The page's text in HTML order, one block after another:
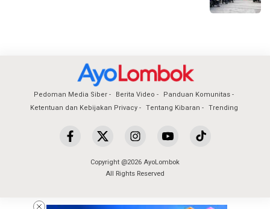
Pedoman Media Siber Berita Video
Panduan Komunitas
Ketentuan dan Kebijakan Privacy
Tentang Kibaran Trending
Copyright @2026 AyoLombok
All Rights Reserved